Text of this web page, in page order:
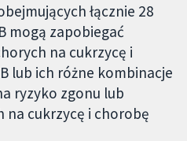
łącznie 28
mogą zapobiegać
na cukrzycę i
lub ich różne kombinacje
ryzyko zgonu lub
na cukrzycę i chorobę